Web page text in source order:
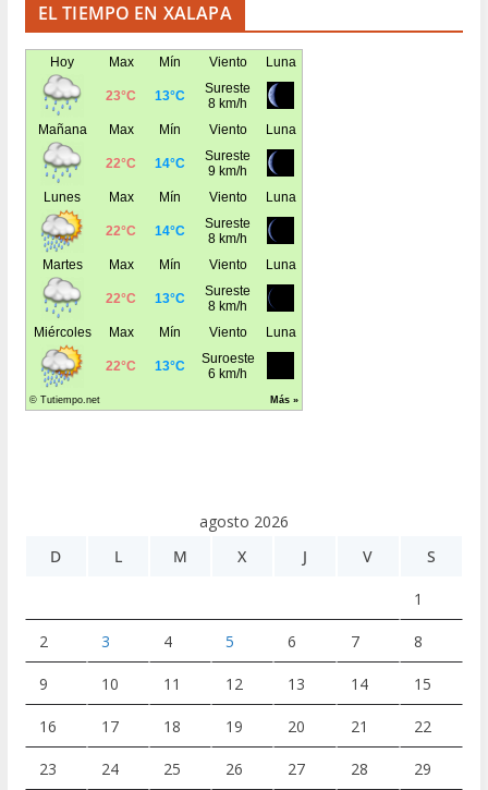
EL TIEMPO EN XALAPA
agosto 2026
D
L M X J V S
1
2 3 4 5 6 7 8
9 10 11 12 13 14 15
16 17 18 19 20 21 22
23 24 25 26 27 28 29